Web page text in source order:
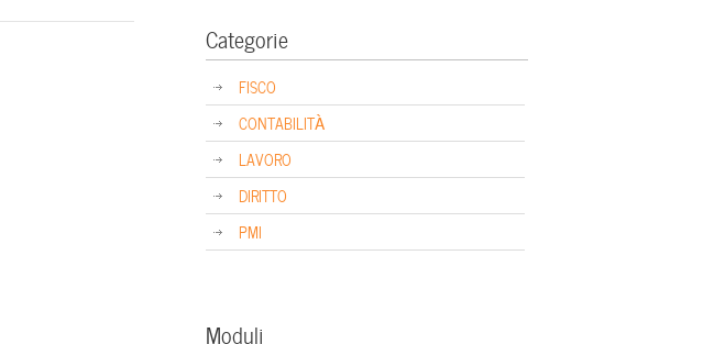
Categorie
FISCO
CONTABILITÀ
LAVORO
DIRITTO
PMI
Moduli